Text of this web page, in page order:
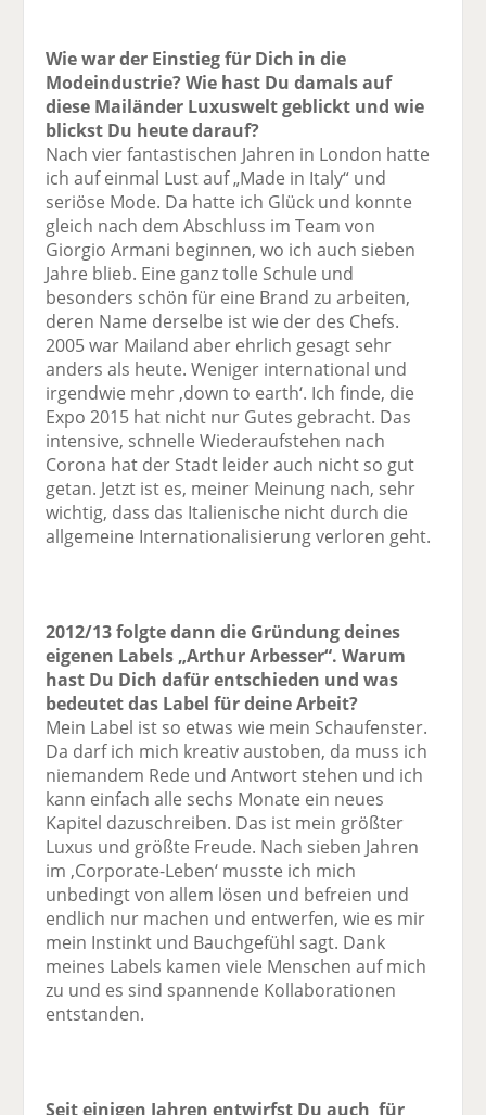
Wie war der Einstieg für Dich in die
Modeindustrie? Wie hast Du damals auf
diese Mailänder Luxuswelt geblickt und wie
blickst Du heute darauf?
Nach vier fantastischen Jahren in London hatte
ich auf einmal Lust auf „Made in Italy“ und
seriöse Mode. Da hatte ich Glück und konnte
gleich nach dem Abschluss im Team von
Giorgio Armani beginnen, wo ich auch sieben
Jahre blieb. Eine ganz tolle Schule und
besonders schön für eine Brand zu arbeiten,
deren Name derselbe ist wie der des Chefs.
2005 war Mailand aber ehrlich gesagt sehr
anders als ­heute. Weniger international und
irgendwie mehr ‚down to earth‘. Ich finde, die
Expo 2015 hat nicht nur Gutes gebracht. Das
intensive, schnelle Wiederaufstehen nach
Corona hat der Stadt leider auch nicht so gut
getan. Jetzt ist es, meiner Meinung nach, sehr
wichtig, dass das Italienische nicht durch die
allgemeine Internationalisierung verloren geht.
2012/13 folgte dann die Gründung deines
eigenen Labels „Arthur Arbesser“. Warum
hast Du Dich dafür entschieden und was
bedeutet das Label für deine Arbeit?
Mein Label ist so etwas wie mein Schaufenster.
Da darf ich mich kreativ austoben, da muss ich
niemandem Rede und Antwort stehen und ich
kann einfach alle sechs ­Monate ein neues
Kapitel dazuschreiben. Das ist mein größter
Luxus und größte Freude. Nach sieben Jahren
im ‚Corporate-Leben‘ musste ich mich
unbedingt von allem lösen und befreien und
endlich nur machen und entwerfen, wie es mir
mein Instinkt und Bauchgefühl sagt. Dank
meines Labels kamen viele Menschen auf mich
zu und es sind spannende Kollaborationen
entstanden.
Seit einigen Jahren entwirfst Du auch für